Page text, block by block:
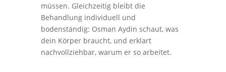
müssen. Gleichzeitig bleibt die
Behandlung individuell und
bodenständig: Osman Aydin schaut, was
dein Körper braucht, und erklart
nachvollziehbar, warum er so arbeitet.